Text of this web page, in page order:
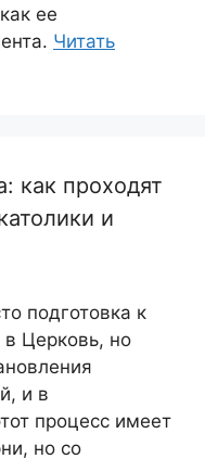
ее
Читать
как проходят
и
подготовка к
Церковь, но
и в
процесс имеет
но со